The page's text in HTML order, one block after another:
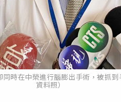
時在中榮進行腦膨出手術，被抓
資料照）